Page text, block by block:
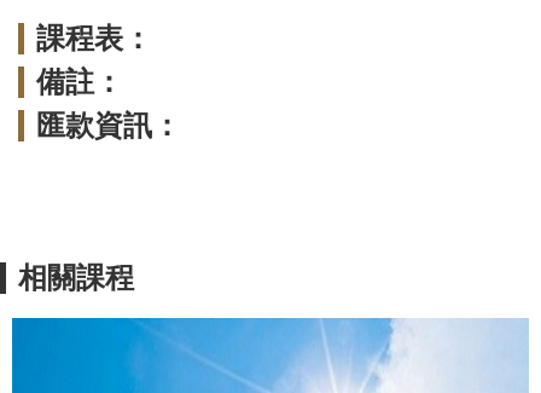
課程表：
備註：
匯款資訊：
相關課程